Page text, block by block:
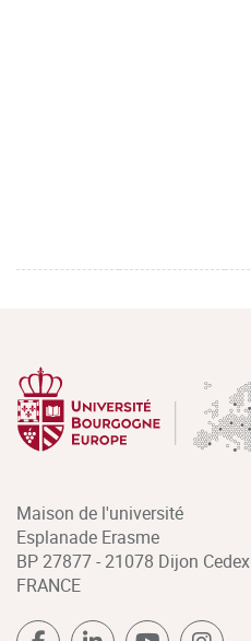
Maison de l'université
Esplanade Erasme
BP 27877 - 21078 Dijon Cedex
FRANCE